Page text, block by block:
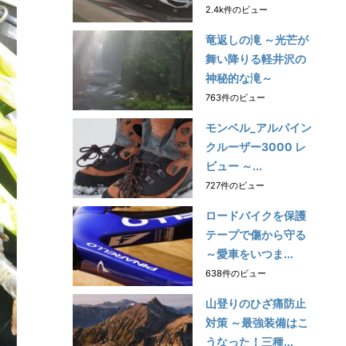
2.4k件のビュー
竜返しの滝 ～光芒が
舞い降りる軽井沢の
神秘的な滝～
763件のビュー
モンベル_アルパイン
クルーザー3000 レ
ビュー ～...
727件のビュー
ロードバイクを保護
テープで傷から守る
～愛車をいつま...
638件のビュー
山登りのひざ痛防止
対策 ～最強装備はこ
うなった！三種...